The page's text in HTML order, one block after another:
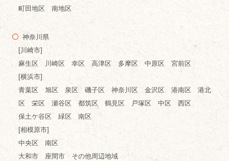
町田地区 南地区
神奈川県
[川崎市]
麻生区 川崎区 幸区 高津区 多摩区 中原区 宮前区
[横浜市]
青葉区 旭区 泉区 磯子区 神奈川区 金沢区 港南区 港北
区 栄区 瀬谷区 都筑区 鶴見区 戸塚区 中区 西区
保土ケ谷区 緑区 南区
[相模原市]
中央区 南区
大和市 座間市 その他周辺地域